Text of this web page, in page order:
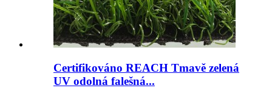
Certifikováno REACH Tmavě zelená
UV odolná falešná...